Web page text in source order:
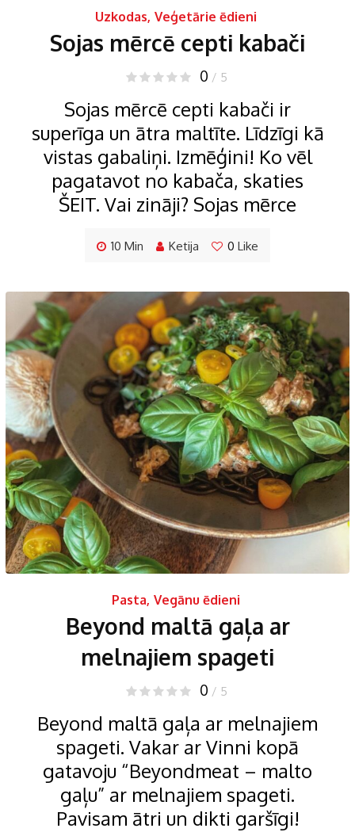
Uzkodas, Veģetārie ēdieni
Sojas mērcē cepti kabači
0 / 5
Sojas mērcē cepti kabači ir
superīga un ātra maltīte. Līdzīgi kā
vistas gabaliņi. Izmēģini! Ko vēl
pagatavot no kabača, skaties
ŠEIT. Vai zināji? Sojas mērce
10 Min Ketija 0 Like
Pasta, Vegānu ēdieni
Beyond maltā gaļa ar
melnajiem spageti
0 / 5
Beyond maltā gaļa ar melnajiem
spageti. Vakar ar Vinni kopā
gatavoju “Beyondmeat – malto
gaļu” ar melnajiem spageti.
Pavisam ātri un dikti garšīgi!